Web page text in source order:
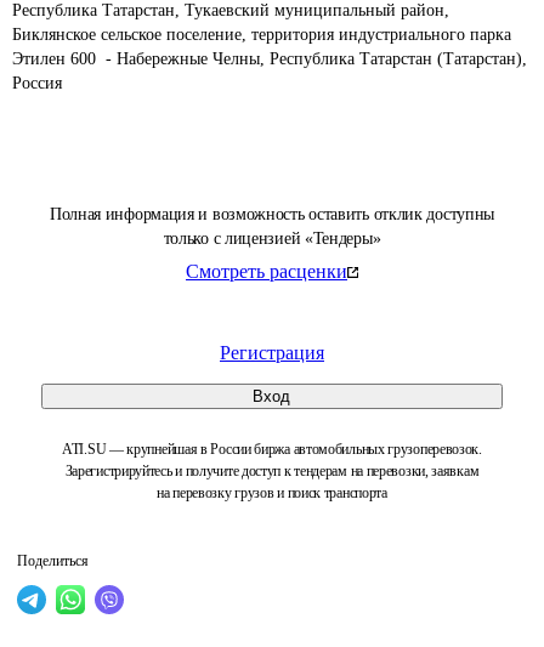
Полная информация и возможность оставить отклик доступны
только с лицензией «Тендеры»
Смотреть расценки
Регистрация
Вход
ATI.SU — крупнейшая в России биржа автомобильных грузоперевозок.
Зарегистрируйтесь и получите доступ к тендерам на перевозки, заявкам
на перевозку грузов и поиск транспорта
Поделиться
Республика Татарстан, Тукаевский муниципальный район,
Биклянское сельское поселение, территория индустриального парка
Этилен 600  - Набережные Челны, Республика Татарстан (Татарстан),
Россия